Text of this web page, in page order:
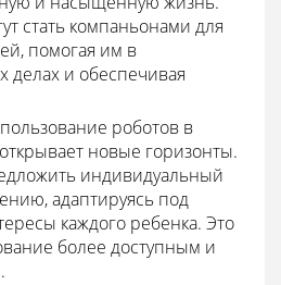
стать компаньонами для
помогая им в
делах и обеспечивая
роботов в
новые горизонты.
индивидуальный
адаптируясь под
каждого ребенка. Это
более доступным и